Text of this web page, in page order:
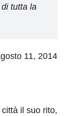
tutta la
11, 2014
il suo rito,